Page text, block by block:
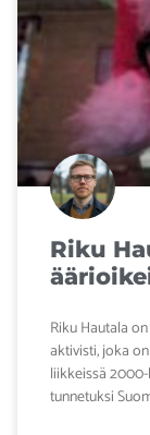
Riku
Riku Hautala
aktivisti, joka
liikkeissä
tunnetuksi